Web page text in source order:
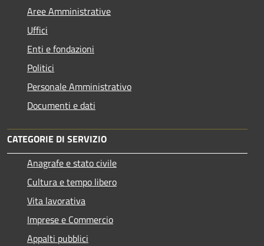
Aree Amministrative
Uffici
Enti e fondazioni
Politici
Personale Amministrativo
Documenti e dati
CATEGORIE DI SERVIZIO
Anagrafe e stato civile
Cultura e tempo libero
Vita lavorativa
Imprese e Commercio
Appalti pubblici